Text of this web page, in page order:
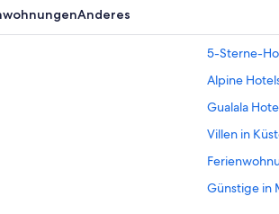
Anderes
5-Sterne-
Alpine
Gualala
Villen in
Günstige in